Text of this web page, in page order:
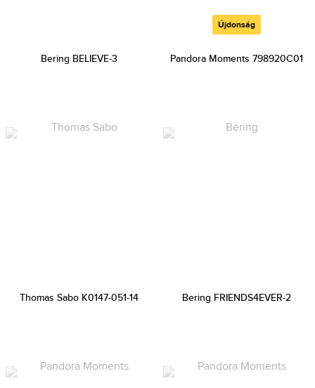
Bering BELIEVE-3
Újdonság
Pandora Moments 798920C01
Thomas Sabo K0147-051-14 Bering FRIENDS4EVER-2